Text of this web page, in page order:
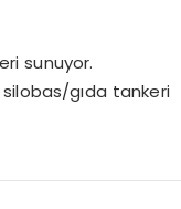
sunuyor.
gıda tankeri